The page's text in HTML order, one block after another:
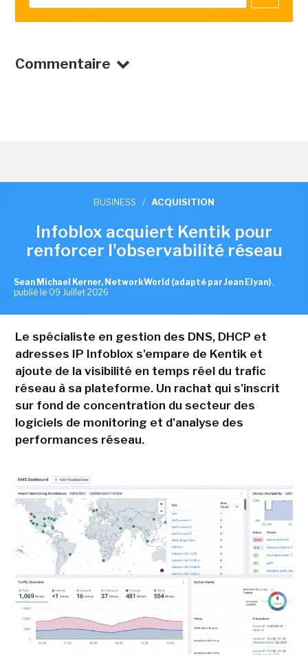
Commentaire
BUSINESS / ACQUISITION
Infoblox acquiert Kentik pour
renforcer l'observabilité réseau
Sean Michael Kerner, NetworkWorld (adapté par Jean Elyan) ,
publié le 09 Juillet 2026
Le spécialiste en gestion des DNS, DHCP et
adresses IP Infoblox s'empare de Kentik et
ajoute de la visibilité en temps réel du trafic
réseau à sa plateforme. Un rachat qui s'inscrit
sur fond de concentration du secteur des
logiciels de monitoring et d'analyse des
performances réseau.